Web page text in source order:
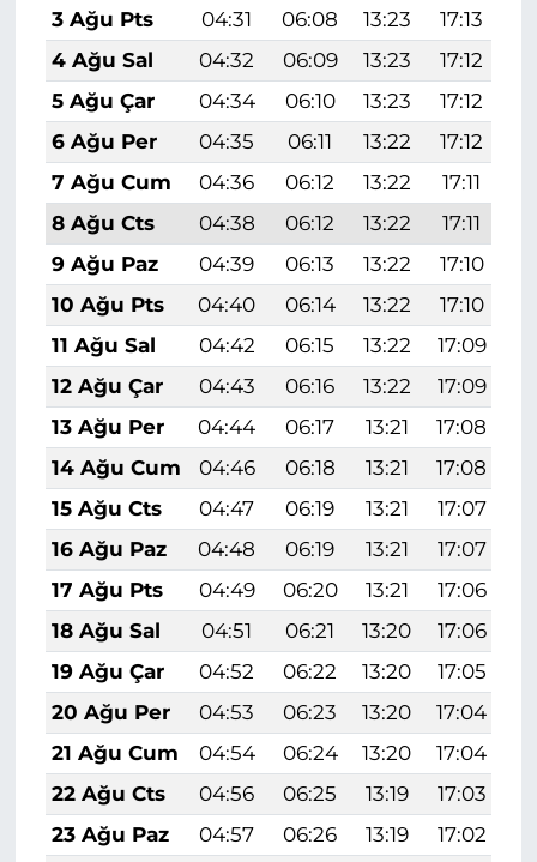
3 Ağu Pts
04:31 06:08 13:23 17:13
4 Ağu Sal
04:32 06:09 13:23 17:12
5 Ağu Çar
04:34 06:10 13:23 17:12
6 Ağu Per
04:35 06:11 13:22 17:12
7 Ağu Cum
04:36 06:12 13:22 17:11
8 Ağu Cts
04:38 06:12 13:22 17:11
9 Ağu Paz
04:39 06:13 13:22 17:10
10 Ağu Pts
04:40 06:14 13:22 17:10
11 Ağu Sal
04:42 06:15 13:22 17:09
12 Ağu Çar
04:43 06:16 13:22 17:09
13 Ağu Per
04:44 06:17 13:21 17:08
14 Ağu Cum
04:46 06:18 13:21 17:08
15 Ağu Cts
04:47 06:19 13:21 17:07
16 Ağu Paz
04:48 06:19 13:21 17:07
17 Ağu Pts
04:49 06:20 13:21 17:06
18 Ağu Sal
04:51 06:21 13:20 17:06
19 Ağu Çar
04:52 06:22 13:20 17:05
20 Ağu Per
04:53 06:23 13:20 17:04
21 Ağu Cum
04:54 06:24 13:20 17:04
22 Ağu Cts
04:56 06:25 13:19 17:03
23 Ağu Paz
04:57 06:26 13:19 17:02